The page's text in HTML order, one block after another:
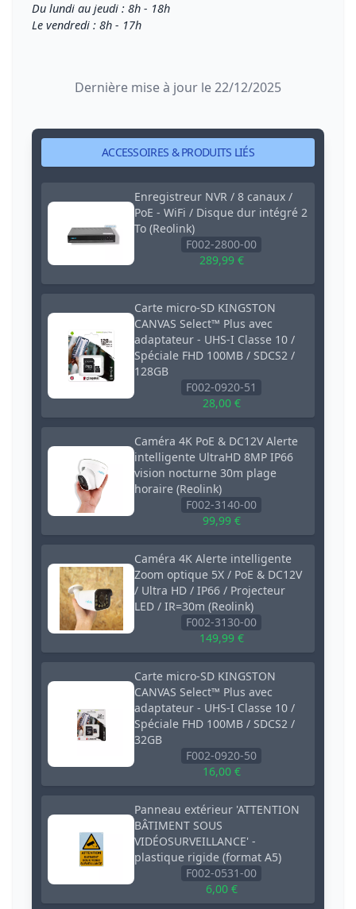
ACCESSOIRES & PRODUITS LIÉS
Enregistreur NVR / 8 canaux /
PoE - WiFi / Disque dur intégré 2
To (Reolink)
F002-2800-00
289,99 €
Carte micro-SD KINGSTON
CANVAS Select™ Plus avec
adaptateur - UHS-I Classe 10 /
Spéciale FHD 100MB / SDCS2 /
128GB
F002-0920-51
28,00 €
Caméra 4K PoE & DC12V Alerte
intelligente UltraHD 8MP IP66
vision nocturne 30m plage
horaire (Reolink)
F002-3140-00
99,99 €
Caméra 4K Alerte intelligente
Zoom optique 5X / PoE & DC12V
/ Ultra HD / IP66 / Projecteur
LED / IR=30m (Reolink)
F002-3130-00
149,99 €
Carte micro-SD KINGSTON
CANVAS Select™ Plus avec
adaptateur - UHS-I Classe 10 /
Spéciale FHD 100MB / SDCS2 /
32GB
F002-0920-50
16,00 €
Panneau extérieur 'ATTENTION
BÂTIMENT SOUS
VIDÉOSURVEILLANCE' -
plastique rigide (format A5)
F002-0531-00
6,00 €
Du lundi au jeudi : 8h - 18h
Le vendredi : 8h - 17h
Dernière mise à jour le 22/12/2025